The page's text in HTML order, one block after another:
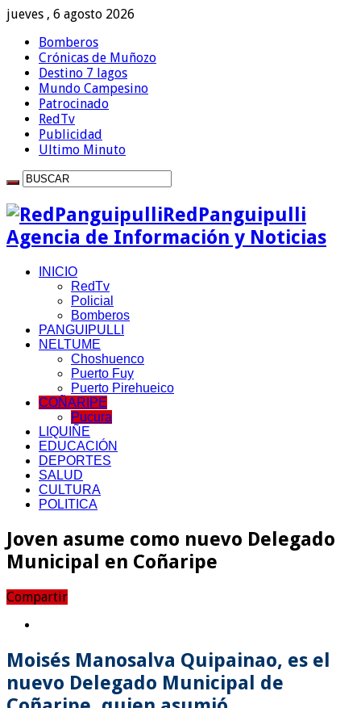
jueves , 6 agosto 2026
Bomberos
Crónicas de Muñozo
Destino 7 lagos
Mundo Campesino
Patrocinado
RedTv
Publicidad
Ultimo Minuto
RedPanguipulli
Agencia de Información y Noticias
INICIO
RedTv
Policial
Bomberos
PANGUIPULLI
NELTUME
Choshuenco
Puerto Fuy
Puerto Pirehueico
COÑARIPE
Pucura
LIQUIÑE
EDUCACIÓN
DEPORTES
SALUD
CULTURA
POLITICA
Joven asume como nuevo Delegado
Municipal en Coñaripe
Compartir
Moisés Manosalva Quipainao, es el
nuevo Delegado Municipal de